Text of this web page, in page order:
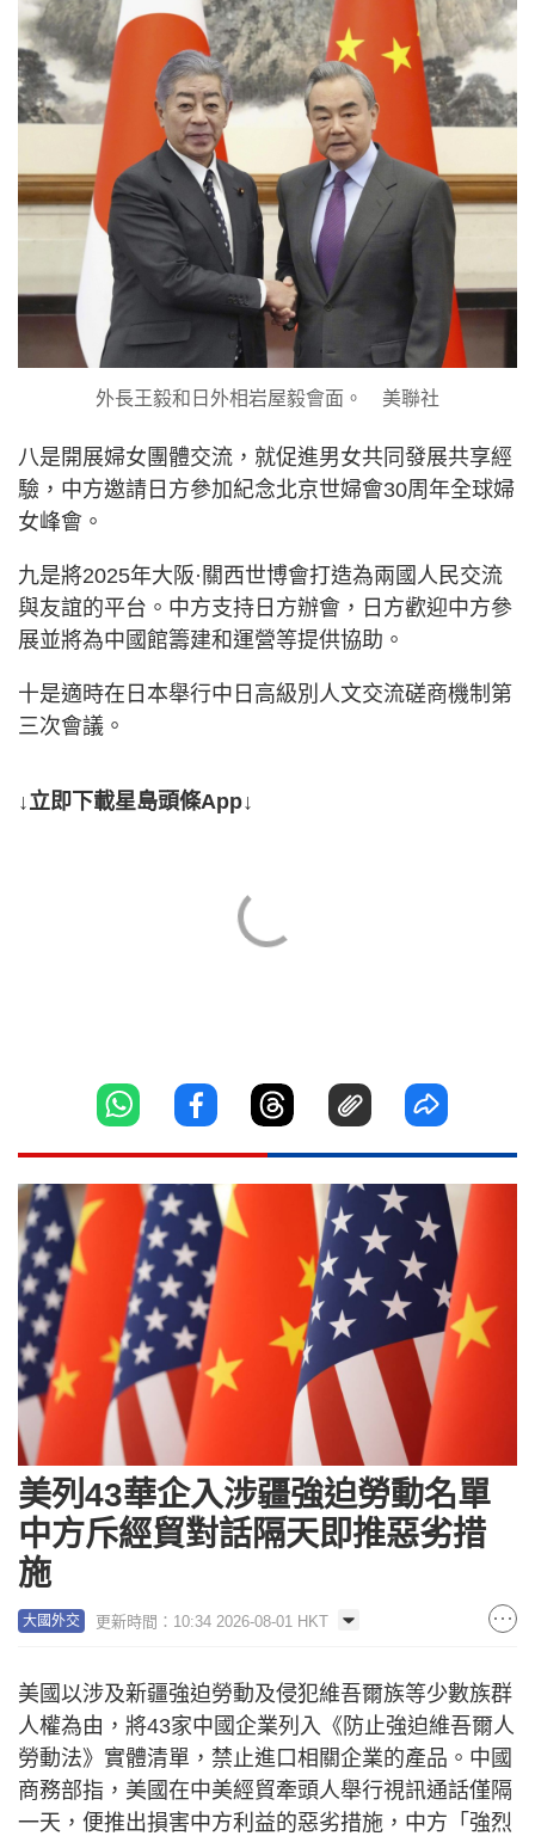
外長王毅和日外相岩屋毅會面。 美聯社
八是開展婦女團體交流，就促進男女共同發展共享經
驗，中方邀請日方參加紀念北京世婦會30周年全球婦
女峰會。
九是將2025年大阪·關西世博會打造為兩國人民交流
與友誼的平台。中方支持日方辦會，日方歡迎中方參
展並將為中國館籌建和運營等提供協助。
十是適時在日本舉行中日高級別人文交流磋商機制第
三次會議。
↓立即下載星島頭條App↓
美列43華企入涉疆強迫勞動名單
中方斥經貿對話隔天即推惡劣措
施
大國外交 更新時間：10:34 2026-08-01 HKT
美國以涉及新疆強迫勞動及侵犯維吾爾族等少數族群
人權為由，將43家中國企業列入《防止強迫維吾爾人
勞動法》實體清單，禁止進口相關企業的產品。中國
商務部指，美國在中美經貿牽頭人舉行視訊通話僅隔
一天，便推出損害中方利益的惡劣措施，中方「強烈